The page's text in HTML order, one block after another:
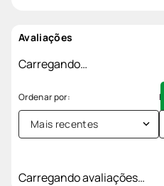
Avaliações
Carregando…
Mais recentes
Carregando avaliações…